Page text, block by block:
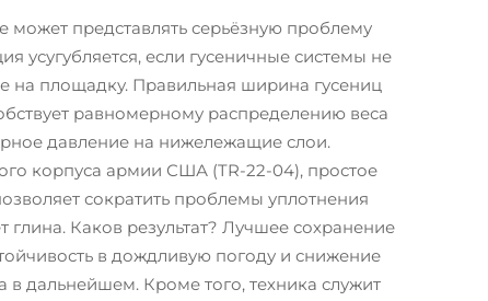
может представлять серьёзную проблему
усугубляется, если гусеничные системы не
на площадку. Правильная ширина гусениц
равномерному распределению веса
давление на нижележащие слои.
корпуса армии США (TR-22-04), простое
сократить проблемы уплотнения
глина. Каков результат? Лучшее сохранение
в дождливую погоду и снижение
в дальнейшем. Кроме того, техника служит